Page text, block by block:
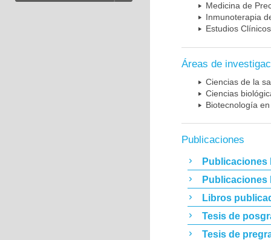
Medicina de
Inmunoterapia
Estudios Clínicos
Áreas de
Ciencias de la
Ciencias
Biotecnología
Publicaciones
Publicaciones
Publicaciones
Libros
Tesis de
Tesis de